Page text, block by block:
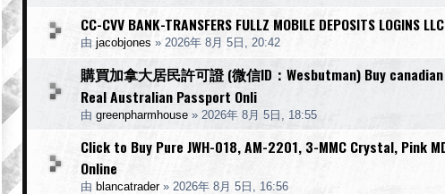
CC-CVV BANK-TRANSFERS FULLZ MOBILE DEPOSITS LOGINS
由 jacobjones » 2026年 8月 5日, 20:42
購買加拿大居民許可證 (微信ID：Wesbutman) Buy
Real Australian Passport Onli
由 greenpharmhouse » 2026年 8月 5日, 18:55
Click to Buy Pure JWH-018, AM-2201, 3-MMC Crystal, Pink
Online
由 blancatrader» 2026年 8月 5日, 16:56